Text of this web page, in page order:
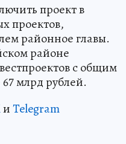
проект в
проектов,
районное главы.
районе
с общим
млрд рублей.
иTelegram